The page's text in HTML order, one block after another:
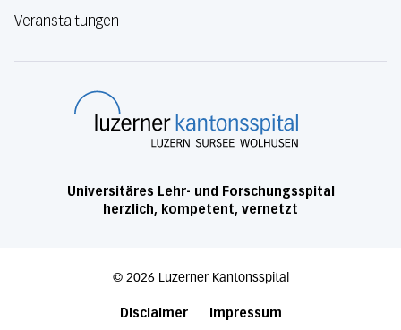
Veranstaltungen
Universitäres Lehr- und Forschungsspital
herzlich, kompetent, vernetzt
© 2026 Luzerner Kantonsspital
Disclaimer Impressum